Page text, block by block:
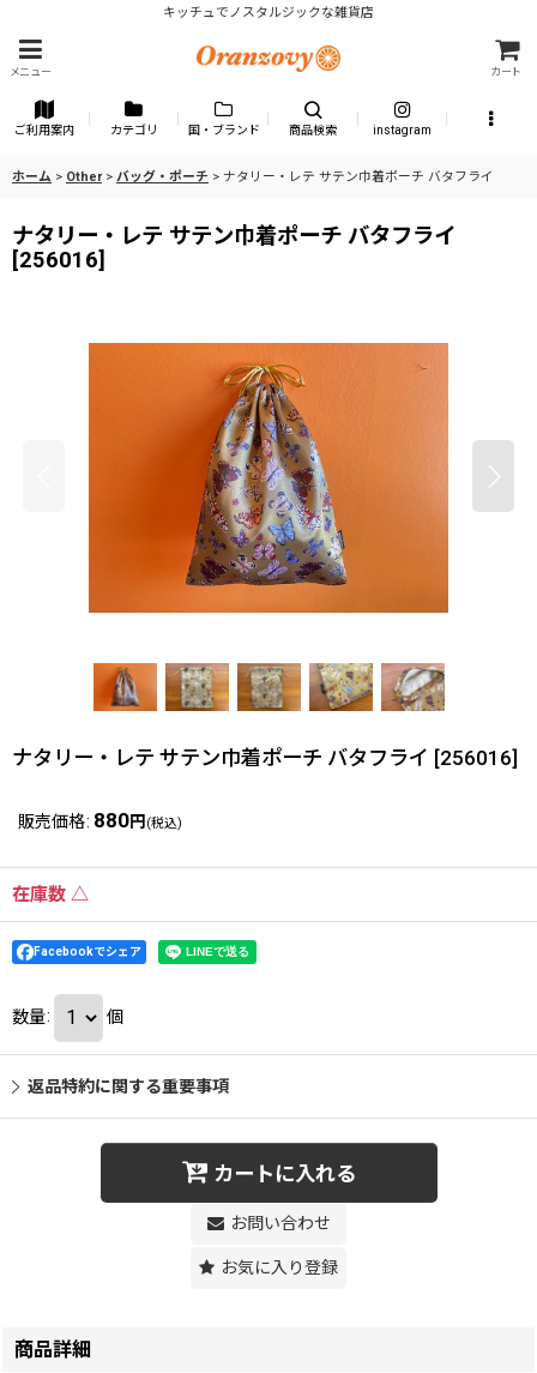
キッチュでノスタルジックな雑貨店
メニュー カート
ご利用案内 カテゴリ 国・ブランド 商品検索 instagram
ホーム > Other > バッグ・ポーチ > ナタリー・レテ サテン巾着ポーチ バタフライ
ナタリー・レテ サテン巾着ポーチ バタフライ
[256016]
ナタリー・レテ サテン巾着ポーチ バタフライ [256016]
販売価格: 880円 (税込)
在庫数 △
Facebookでシェア
数量: 個
返品特約に関する重要事項
カートに入れる
お問い合わせ
お気に入り登録
商品詳細